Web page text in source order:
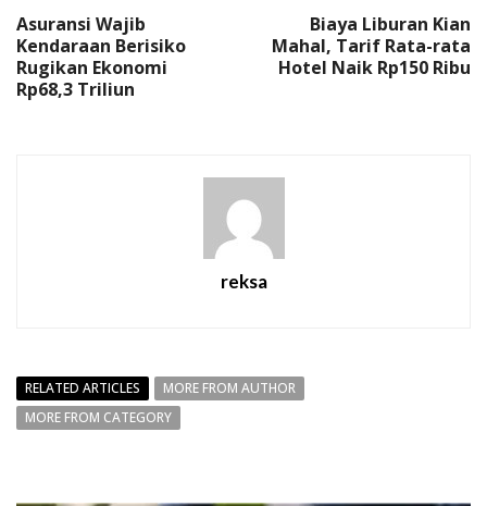
Asuransi Wajib
Kendaraan Berisiko
Rugikan Ekonomi
Rp68,3 Triliun
Biaya Liburan Kian
Mahal, Tarif Rata-rata
Hotel Naik Rp150 Ribu
reksa
RELATED ARTICLES
MORE FROM AUTHOR
MORE FROM CATEGORY